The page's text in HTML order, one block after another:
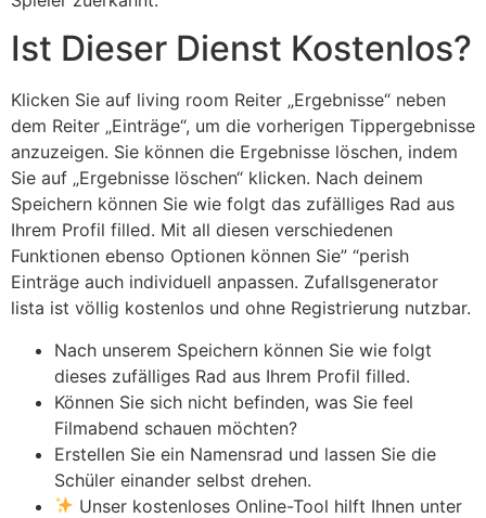
Ist Dieser Dienst Kostenlos?
Klicken Sie auf living room Reiter „Ergebnisse“ neben
dem Reiter „Einträge“, um die vorherigen Tippergebnisse
anzuzeigen. Sie können die Ergebnisse löschen, indem
Sie auf „Ergebnisse löschen“ klicken. Nach deinem
Speichern können Sie wie folgt das zufälliges Rad aus
Ihrem Profil filled. Mit all diesen verschiedenen
Funktionen ebenso Optionen können Sie” “perish
Einträge auch individuell anpassen. Zufallsgenerator
lista ist völlig kostenlos und ohne Registrierung nutzbar.
Nach unserem Speichern können Sie wie folgt
dieses zufälliges Rad aus Ihrem Profil filled.
Können Sie sich nicht befinden, was Sie feel
Filmabend schauen möchten?
Erstellen Sie ein Namensrad und lassen Sie die
Schüler einander selbst drehen.
Unser kostenloses Online-Tool hilft Ihnen unter